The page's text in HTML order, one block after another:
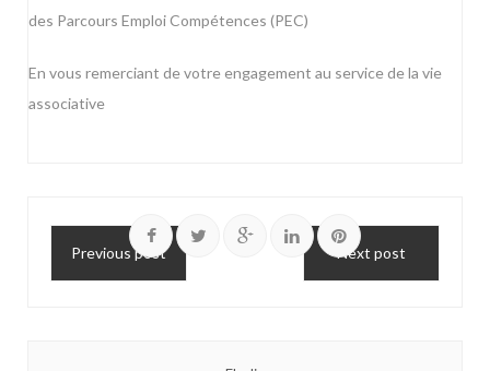
des Parcours Emploi Compétences (PEC)
En vous remerciant de votre engagement au service de la vie
associative
Previous post Next post